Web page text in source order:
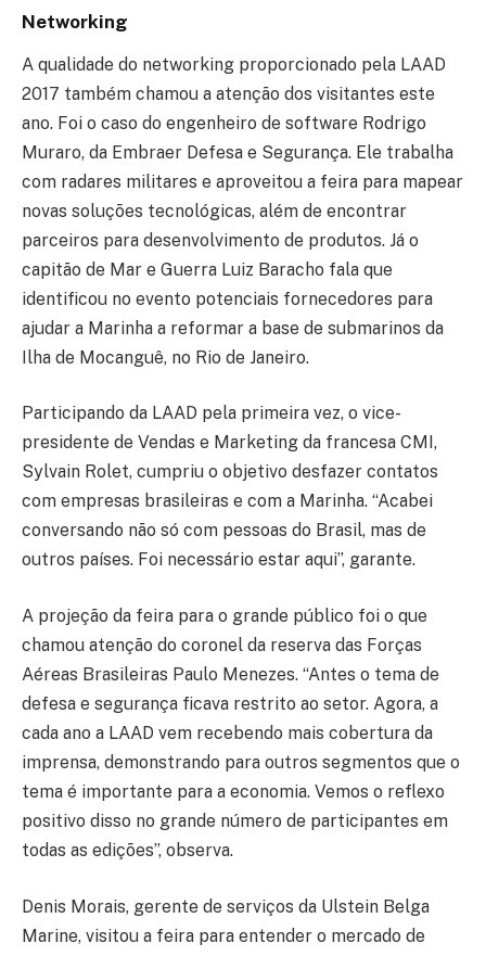
Networking
A qualidade do networking proporcionado pela LAAD
2017 também chamou a atenção dos visitantes este
ano. Foi o caso do engenheiro de software Rodrigo
Muraro, da Embraer Defesa e Segurança. Ele trabalha
com radares militares e aproveitou a feira para mapear
novas soluções tecnológicas, além de encontrar
parceiros para desenvolvimento de produtos. Já o
capitão de Mar e Guerra Luiz Baracho fala que
identificou no evento potenciais fornecedores para
ajudar a Marinha a reformar a base de submarinos da
Ilha de Mocanguê, no Rio de Janeiro.
Participando da LAAD pela primeira vez, o vice-
presidente de Vendas e Marketing da francesa CMI,
Sylvain Rolet, cumpriu o objetivo desfazer contatos
com empresas brasileiras e com a Marinha. “Acabei
conversando não só com pessoas do Brasil, mas de
outros países. Foi necessário estar aqui”, garante.
A projeção da feira para o grande público foi o que
chamou atenção do coronel da reserva das Forças
Aéreas Brasileiras Paulo Menezes. “Antes o tema de
defesa e segurança ficava restrito ao setor. Agora, a
cada ano a LAAD vem recebendo mais cobertura da
imprensa, demonstrando para outros segmentos que o
tema é importante para a economia. Vemos o reflexo
positivo disso no grande número de participantes em
todas as edições”, observa.
Denis Morais, gerente de serviços da Ulstein Belga
Marine, visitou a feira para entender o mercado de